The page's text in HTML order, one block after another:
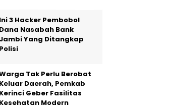
Ini 3 Hacker Pembobol
Dana Nasabah Bank
Jambi Yang Ditangkap
Polisi
Tak Perlu Berobat
Keluar Daerah, Pemkab
Kerinci Geber Fasilitas
Kesehatan Modern